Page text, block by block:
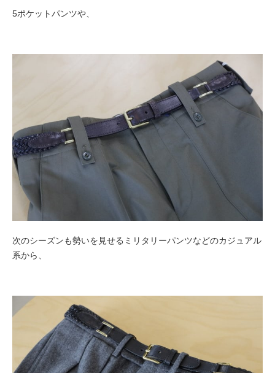
5ポケットパンツや、
次のシーズンも勢いを見せるミリタリーパンツなどのカジュアル
系から、